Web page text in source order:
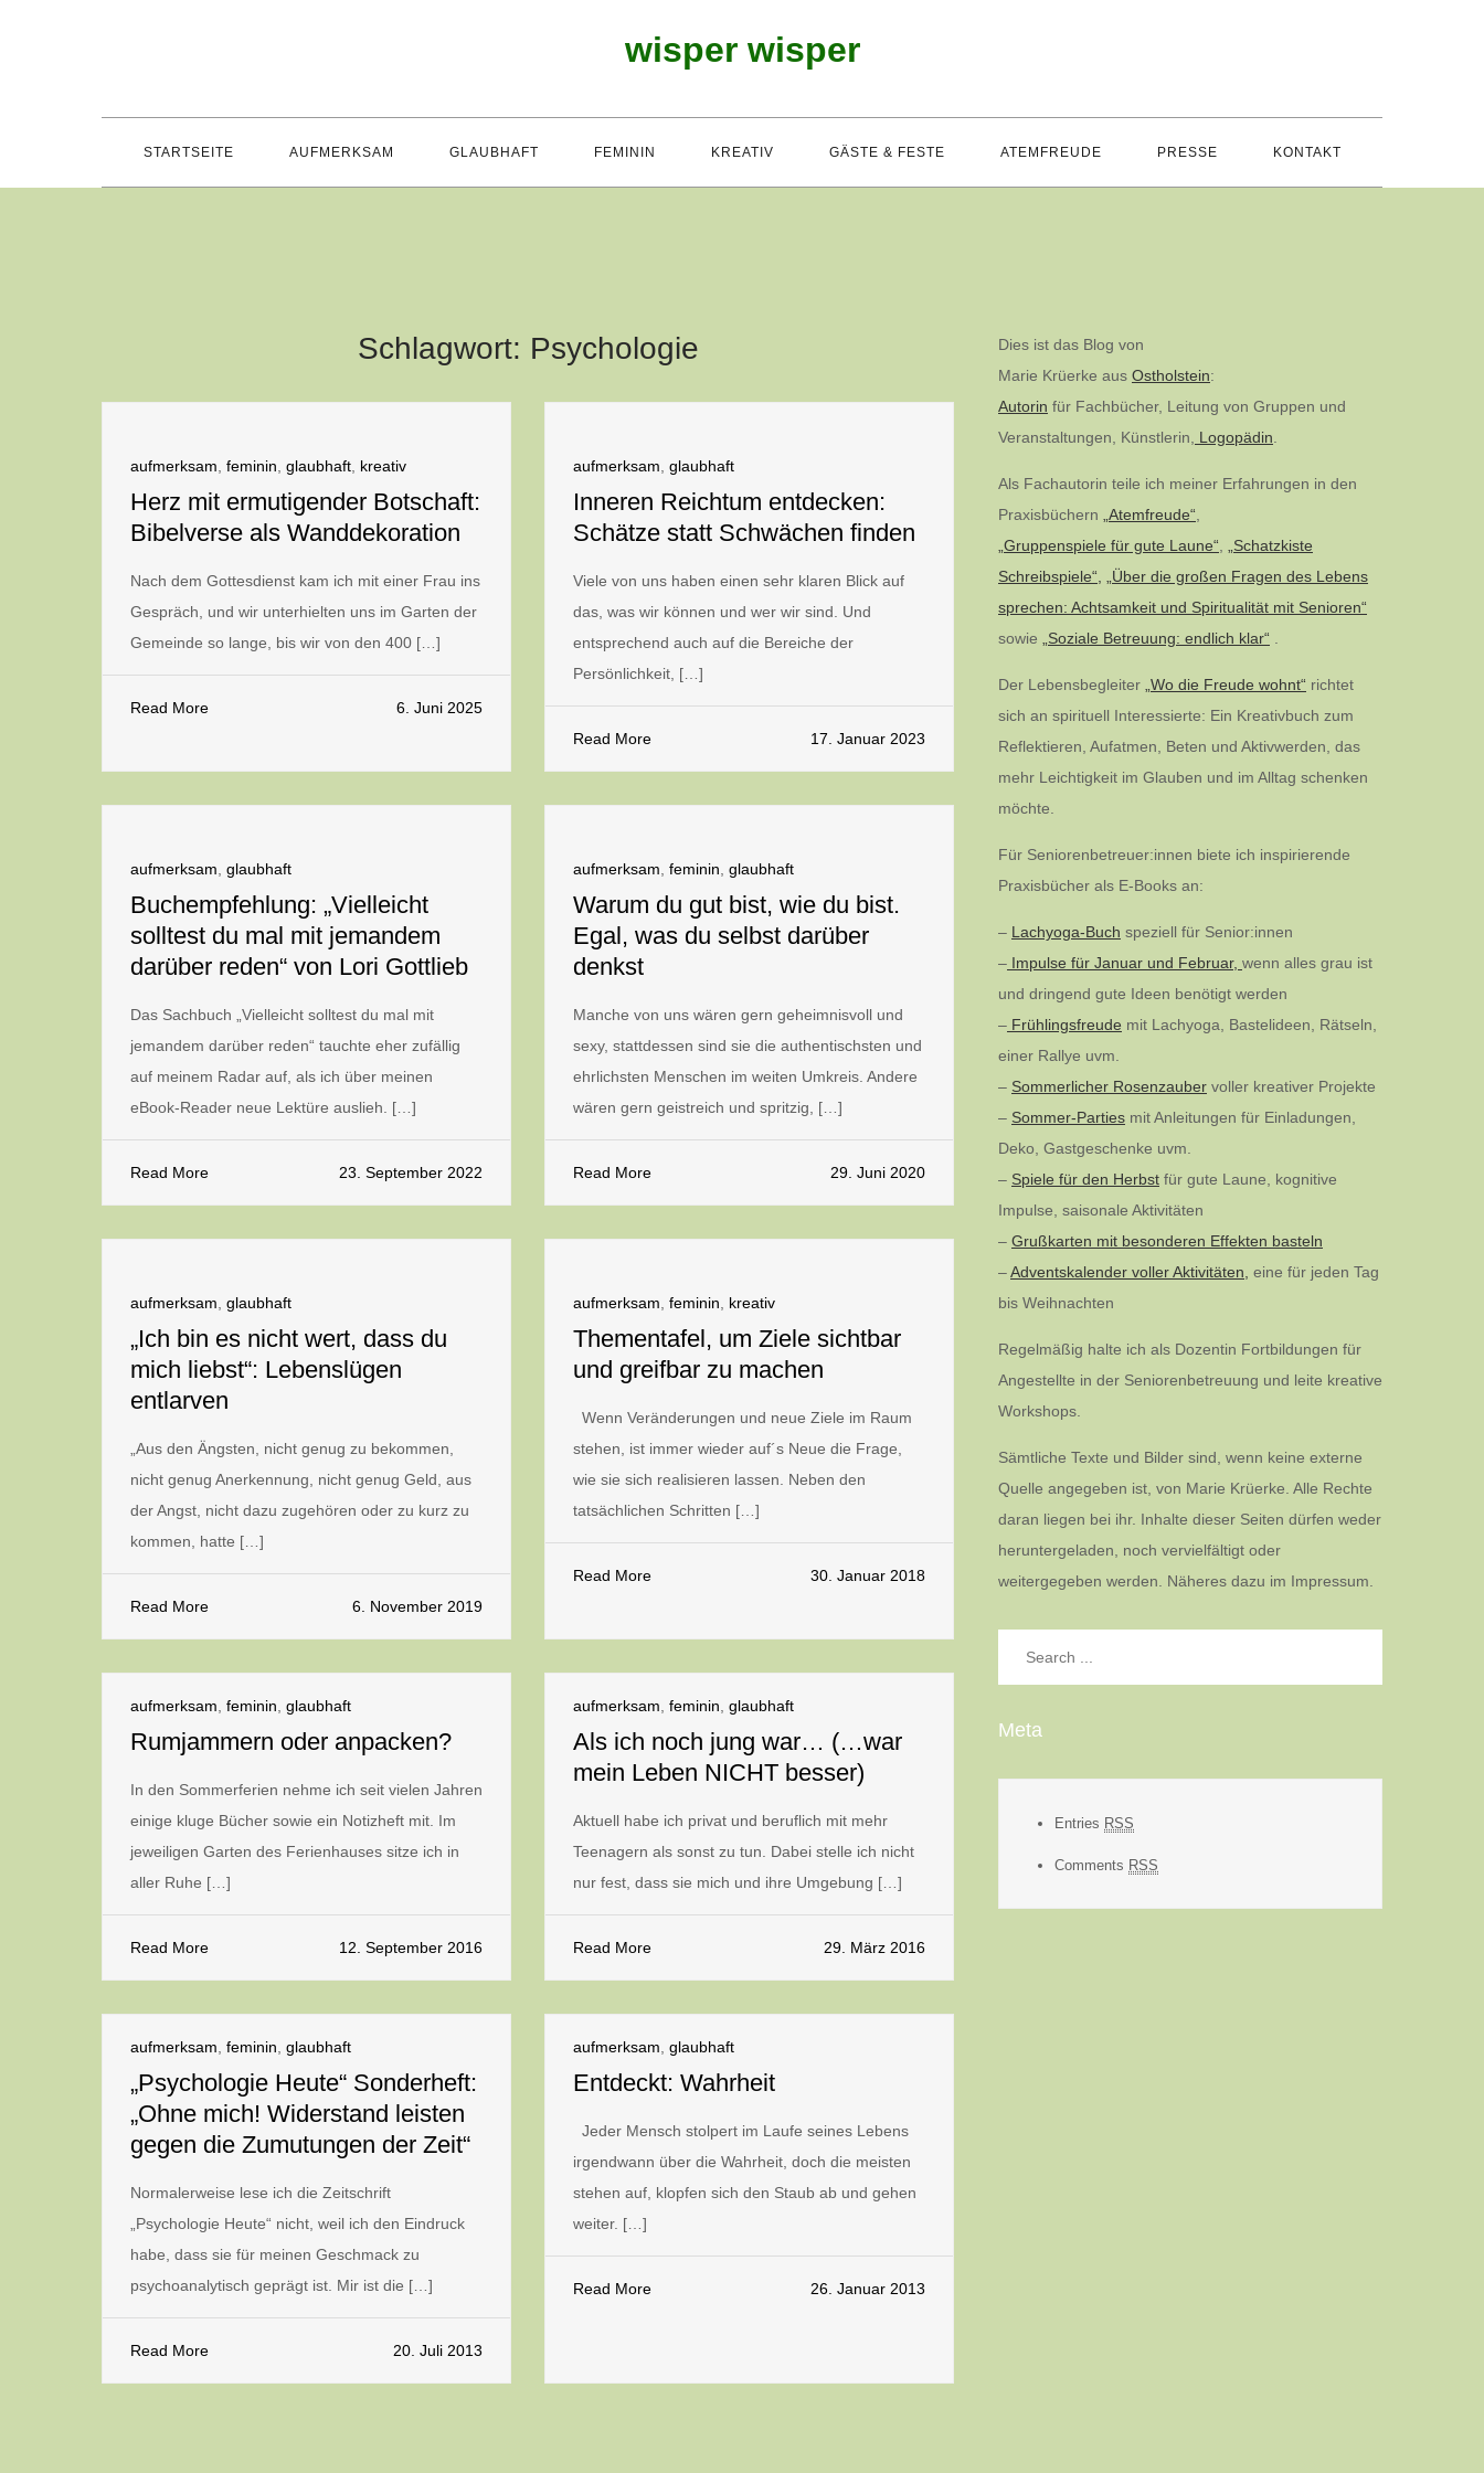
wisper wisper
STARTSEITE AUFMERKSAM GLAUBHAFT FEMININ KREATIV GÄSTE & FESTE ATEMFREUDE PRESSE KONTAKT
Schlagwort: Psychologie
aufmerksam feminin glaubhaft kreativ
Herz mit ermutigender Botschaft:
Bibelverse als Wanddekoration
Nach dem Gottesdienst kam ich mit einer Frau ins
Gespräch, und wir unterhielten uns im Garten der
Gemeinde so lange, bis wir von den 400 […]
Read More 6. Juni 2025
aufmerksam glaubhaft
Inneren Reichtum entdecken:
Schätze statt Schwächen finden
Viele von uns haben einen sehr klaren Blick auf
das, was wir können und wer wir sind. Und
entsprechend auch auf die Bereiche der
Persönlichkeit, […]
Read More 17. Januar 2023
aufmerksam glaubhaft
Buchempfehlung: „Vielleicht
solltest du mal mit jemandem
darüber reden“ von Lori Gottlieb
Das Sachbuch „Vielleicht solltest du mal mit
jemandem darüber reden“ tauchte eher zufällig
auf meinem Radar auf, als ich über meinen
eBook-Reader neue Lektüre auslieh. […]
Read More 23. September 2022
aufmerksam feminin glaubhaft
Warum du gut bist, wie du bist.
Egal, was du selbst darüber
denkst
Manche von uns wären gern geheimnisvoll und
sexy, stattdessen sind sie die authentischsten und
ehrlichsten Menschen im weiten Umkreis. Andere
wären gern geistreich und spritzig, […]
Read More 29. Juni 2020
aufmerksam glaubhaft
„Ich bin es nicht wert, dass du
mich liebst“: Lebenslügen
entlarven
„Aus den Ängsten, nicht genug zu bekommen,
nicht genug Anerkennung, nicht genug Geld, aus
der Angst, nicht dazu zugehören oder zu kurz zu
kommen, hatte […]
Read More 6. November 2019
aufmerksam feminin kreativ
Thementafel, um Ziele sichtbar
und greifbar zu machen
Wenn Veränderungen und neue Ziele im Raum
stehen, ist immer wieder auf´s Neue die Frage,
wie sie sich realisieren lassen. Neben den
tatsächlichen Schritten […]
Read More 30. Januar 2018
aufmerksam feminin glaubhaft
Rumjammern oder anpacken?
In den Sommerferien nehme ich seit vielen Jahren
einige kluge Bücher sowie ein Notizheft mit. Im
jeweiligen Garten des Ferienhauses sitze ich in
aller Ruhe […]
Read More 12. September 2016
aufmerksam feminin glaubhaft
Als ich noch jung war… (…war
mein Leben NICHT besser)
Aktuell habe ich privat und beruflich mit mehr
Teenagern als sonst zu tun. Dabei stelle ich nicht
nur fest, dass sie mich und ihre Umgebung […]
Read More 29. März 2016
aufmerksam feminin glaubhaft
„Psychologie Heute“ Sonderheft:
„Ohne mich! Widerstand leisten
gegen die Zumutungen der Zeit“
Normalerweise lese ich die Zeitschrift
„Psychologie Heute“ nicht, weil ich den Eindruck
habe, dass sie für meinen Geschmack zu
psychoanalytisch geprägt ist. Mir ist die […]
Read More 20. Juli 2013
aufmerksam glaubhaft
Entdeckt: Wahrheit
Jeder Mensch stolpert im Laufe seines Lebens
irgendwann über die Wahrheit, doch die meisten
stehen auf, klopfen sich den Staub ab und gehen
weiter. […]
Read More 26. Januar 2013
Dies ist das Blog von
Marie Krüerke aus Ostholstein:
Autorin für Fachbücher, Leitung von Gruppen und
Veranstaltungen, Künstlerin,
Logopädin
Als Fachautorin teile ich meiner Erfahrungen in den
Praxisbüchern
„Atemfreude“
„Gruppenspiele für gute Laune“
„Schatzkiste
Schreibspiele“,
„Über die großen Fragen des Lebens
sprechen: Achtsamkeit und Spiritualität mit Senioren“
sowie
„Soziale Betreuung: endlich klar“
Der Lebensbegleiter „Wo die Freude wohnt“ richtet
sich an spirituell Interessierte: Ein Kreativbuch zum
Reflektieren, Aufatmen, Beten und Aktivwerden, das
mehr Leichtigkeit im Glauben und im Alltag schenken
möchte.
Für Seniorenbetreuer:innen biete ich inspirierende
Praxisbücher als E-Books an:
– Lachyoga-Buch speziell für Senior:innen
– Impulse für Januar und Februar, wenn alles grau ist
und dringend gute Ideen benötigt werden
– Frühlingsfreude mit Lachyoga, Bastelideen, Rätseln,
einer Rallye uvm.
– Sommerlicher Rosenzauber voller kreativer Projekte
– Sommer-Parties mit Anleitungen für Einladungen,
Deko, Gastgeschenke uvm.
– Spiele für den Herbst für gute Laune, kognitive
Impulse, saisonale Aktivitäten
– Grußkarten mit besonderen Effekten basteln
–Adventskalender voller Aktivitäten, eine für jeden Tag
bis Weihnachten
Regelmäßig halte ich als Dozentin Fortbildungen für
Angestellte in der Seniorenbetreuung und leite kreative
Workshops.
Sämtliche Texte und Bilder sind, wenn keine externe
Quelle angegeben ist, von Marie Krüerke. Alle Rechte
daran liegen bei ihr. Inhalte dieser Seiten dürfen weder
heruntergeladen, noch vervielfältigt oder
weitergegeben werden. Näheres dazu im Impressum.
Meta
Entries RSS
Comments RSS